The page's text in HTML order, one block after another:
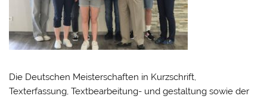
Die Deutschen Meisterschaften in Kurzschrift,
Texterfassung, Textbearbeitung- und gestaltung sowie der